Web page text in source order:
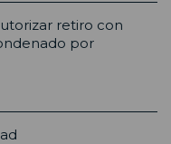
retiro con
por